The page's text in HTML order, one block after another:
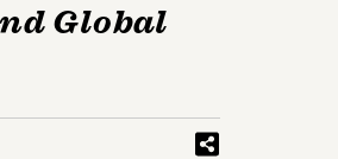
Global